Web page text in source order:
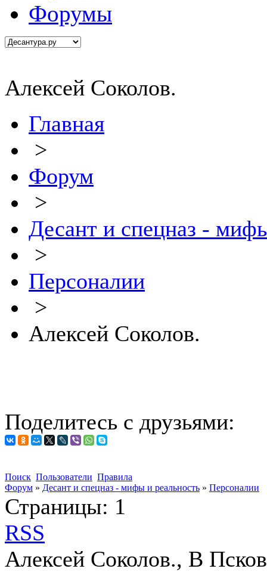
Форумы
Алексей Соколов.
Главная
>
Форум
>
Десант и спецназ -
>
Персоналии
>
Алексей Соколов.
Поделитесь с друзьями:
Поиск Пользователи Правила
Форум » Десант и спецназ - мифы и реальность » Персоналии
Страницы: 1
RSS
Алексей Соколов., В